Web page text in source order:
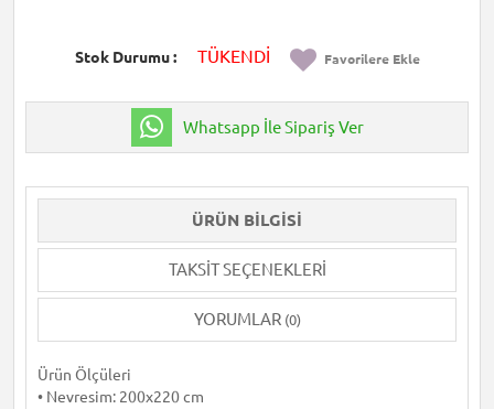
Stok Durumu TÜKENDİ Favorilere Ekle
Whatsapp İle Sipariş Ver
ÜRÜN BILGISI
TAKSIT SEÇENEKLERI
YORUMLAR (0)
Ürün Ölçüleri
• Nevresim: 200x220 cm